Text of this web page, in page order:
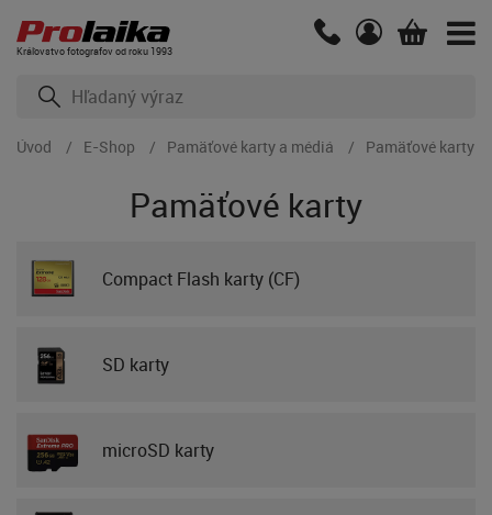
Kráľovstvo fotografov od roku 1993
Úvod E-Shop Pamäťové karty a médiá Pamäťové karty
Pamäťové karty
Compact Flash karty (CF)
SD karty
microSD karty